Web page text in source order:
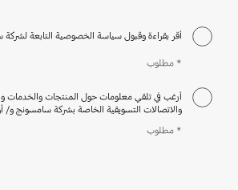
أقر بقراءة وقبول سياسة الخصوصية التابعة
* مطلوب
أرغب في تلقي معلومات حول المنتجات والخدمات
والاتصالات التسويقية الخاصة بشركة سامسونج و/ أو
* مطلوب